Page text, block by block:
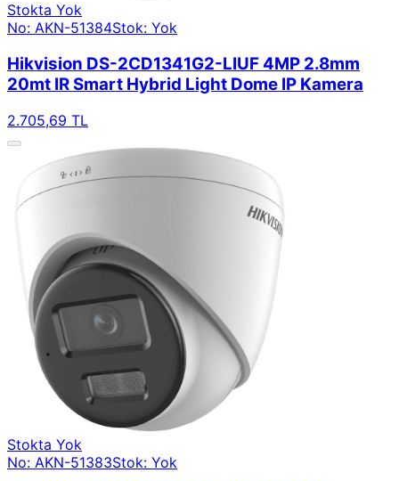
Stokta Yok
No: AKN-51384Stok: Yok
Hikvision DS-2CD1341G2-LIUF 4MP 2.8mm
20mt IR Smart Hybrid Light Dome IP Kamera
2.705,69 TL
Stokta Yok
No: AKN-51383Stok: Yok